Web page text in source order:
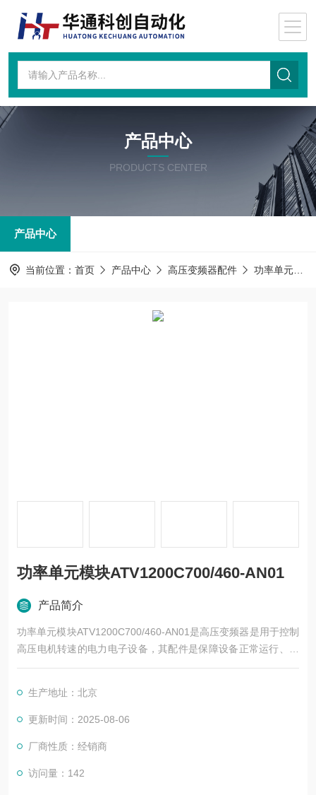
产品中心
PRODUCTS CENTER
产品中心
当前位置： 首页 产品中心 高压变频器配件 功率单元
功率单元模块ATV1200C700/460-AN01
产品简介
功率单元模块ATV1200C700/460-AN01是高压变频器是用于控制
高压电机转速的电力电子设备，其配件是保障设备正常运行、实
现功能扩展及维护维修的重要组成部分。这些配件种类繁多，涵
生产地址：北京
更新时间：2025-08-06
厂商性质：经销商
访问量：142